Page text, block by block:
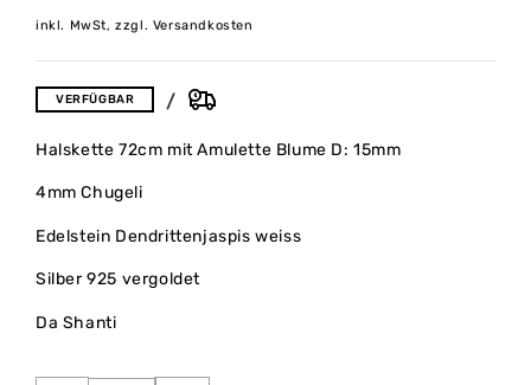
inkl. MwSt, zzgl. Versandkosten
VERFÜGBAR
Halskette 72cm mit Amulette Blume D: 15mm
4mm Chugeli
Edelstein Dendrittenjaspis weiss
Silber 925 vergoldet
Da Shanti